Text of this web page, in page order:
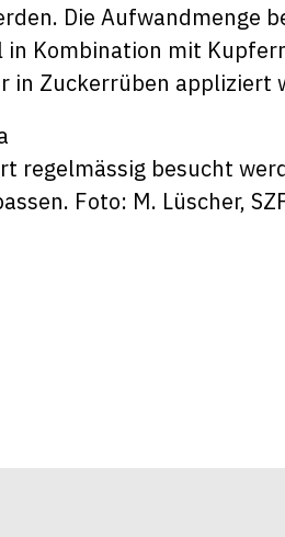
Die Aufwandmenge
Kombination mit
in Zuckerrüben appliziert
regelmässig besucht
Foto: M. Lüscher,